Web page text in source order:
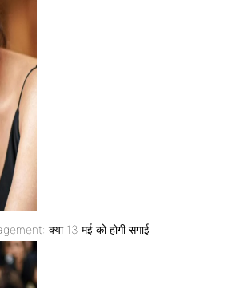
क्या 13 मई को होगी सगाई